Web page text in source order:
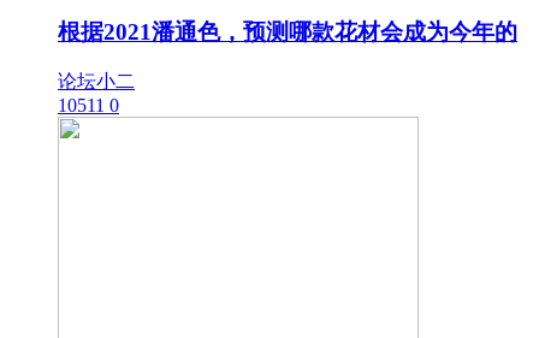
根据2021潘通色，预测哪款花材会成为今年的
论坛小二
10511 0